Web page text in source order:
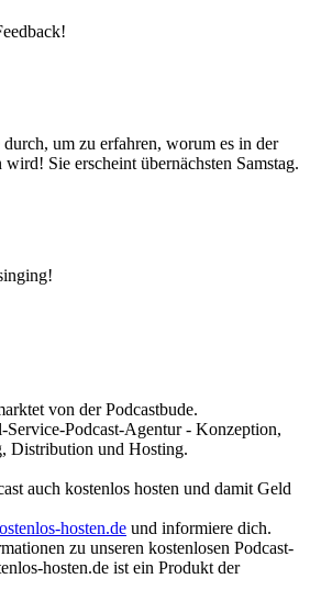
um zu erfahren, worum es in der
Sie erscheint übernächsten Samstag.
von der Podcastbude.
Service-Podcast-Agentur - Konzeption,
Distribution und Hosting.
auch kostenlos hosten und damit Geld
hosten.de und informiere dich.
zu unseren kostenlosen Podcast-
hosten.de ist ein Produkt der